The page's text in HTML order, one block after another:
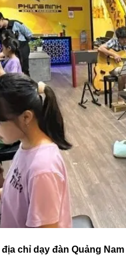
địa chỉ dạy đàn Quảng Nam